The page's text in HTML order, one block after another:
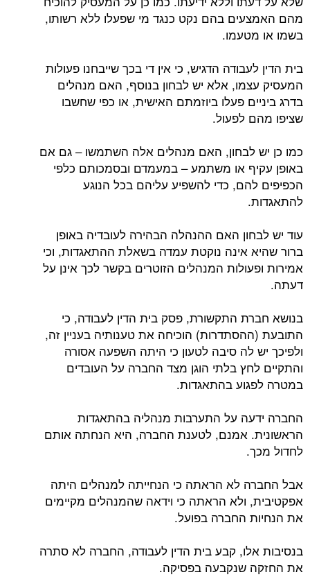
מהם האמצעים בהם נקט כנגד מי שפעלו ללא רשותו,
בשמו או מטעמו.
בית הדין לעבודה הדגיש, כי אין די בכך שייבחנו פעולות
המעסיק עצמו, אלא יש לבחון בנוסף, האם מנהלים
בדרג ביניים פעלו ביוזמתם האישית, או כפי שחשבו
שציפו מהם לפעול.
כמו כן יש לבחון, האם מנהלים אלה השתמשו – גם אם
באופן עקיף או משתמע – במעמדם ובסמכותם כלפי
הכפיפים להם, כדי להשפיע עליהם בכל הנוגע
להתאגדות.
עוד יש לבחון האם ההנהלה הבהירה לעובדיה באופן
ברור שהיא אינה נוקטת עמדה בשאלת ההתאגדות, וכי
אמירות ופעולות המנהלים הזוטרים בקשר לכך אינן על
דעתה.
בנושא חברת התקשורת, פסק בית הדין לעבודה, כי
התובעת (ההסתדרות) הוכיחה את טענותיה בעניין זה,
ולפיכך יש לה סיבה לטעון כי היתה השפעה אסורה
והתקיים לחץ בלתי הוגן מצד החברה על העובדים
במטרה לפגוע בהתאגדות.
החברה ידעה על התערבות מנהליה בהתאגדות
הראשונית. אמנם, לטענת החברה, היא הנחתה אותם
לחדול מכך.
אבל החברה לא הראתה כי הנחייתה למנהלים היתה
אפקטיבית, ולא הראתה כי וידאה שהמנהלים מקיימים
את הנחיות החברה בפועל.
בנסיבות אלו, קבע בית הדין לעבודה, החברה לא סתרה
את החזקה שנקבעה בפסיקה.